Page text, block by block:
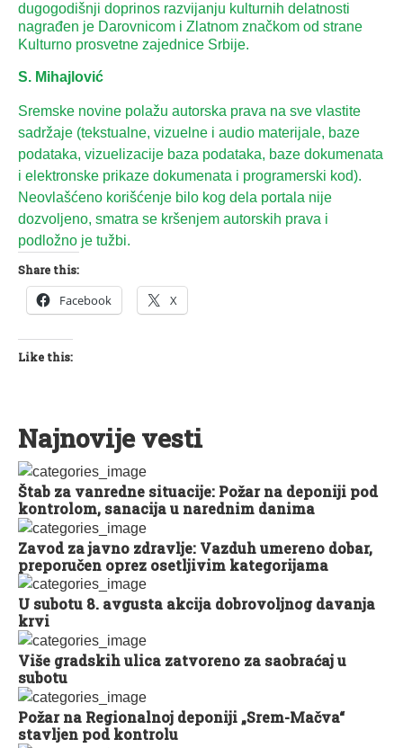
dugogodišnji doprinos razvijanju kulturnih delatnosti
nagrađen je Darovnicom i Zlatnom značkom od strane
Kulturno prosvetne zajednice Srbije.
S. Mihajlović
Sremske novine polažu autorska prava na sve vlastite
sadržaje (tekstualne, vizuelne i audio materijale, baze
podataka, vizuelizacije baza podataka, baze dokumenata
i elektronske prikaze dokumenata i programerski kod).
Neovlašćeno korišćenje bilo kog dela portala nije
dozvoljeno, smatra se kršenjem autorskih prava i
podložno je tužbi.
Share this:
Facebook X
Like this:
Najnovije vesti
Štab za vanredne situacije: Požar na deponiji pod
kontrolom, sanacija u narednim danima
Zavod za javno zdravlje: Vazduh umereno dobar,
preporučen oprez osetljivim kategorijama
U subotu 8. avgusta akcija dobrovoljnog davanja
krvi
Više gradskih ulica zatvoreno za saobraćaj u
subotu
Požar na Regionalnoj deponiji „Srem-Mačva“
stavljen pod kontrolu